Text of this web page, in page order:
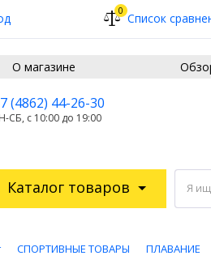
0 Список
О магазине
(4862) 44-26-30
СБ, с 10:00 до 19:00
Я
Каталог товаров
СПОРТИВНЫЕ ТОВАРЫ ПЛАВАНИЕ